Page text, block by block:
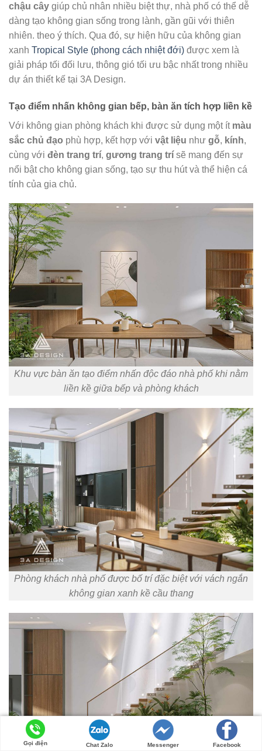
Gọi điện Chat Zalo Messenger Facebook
chậu cây giúp chủ nhân nhiều biệt thự, nhà phố có thể dễ
dàng tạo không gian sống trong lành, gần gũi với thiên
nhiên. theo ý thích. Qua đó, sự hiện hữu của không gian
xanh Tropical Style (phong cách nhiệt đới) được xem là
giải pháp tối đối lưu, thông gió tối ưu bậc nhất trong nhiều
dự án thiết kế tại 3A Design.
Tạo điểm nhấn không gian bếp, bàn ăn tích hợp liền kề
Với không gian phòng khách khi được sử dụng một ít màu
sắc chủ đạo phù hợp, kết hợp với vật liệu như gỗ, kính,
cùng với đèn trang trí, gương trang trí sẽ mang đến sự
nổi bật cho không gian sống, tạo sự thu hút và thể hiện cá
tính của gia chủ.​
Khu vực bàn ăn tạo điểm nhấn độc đáo nhà phố khi nằm
liền kề giữa bếp và phòng khách
Phòng khách nhà phố được bố trí đặc biệt với vách ngắn
không gian xanh kề cầu thang